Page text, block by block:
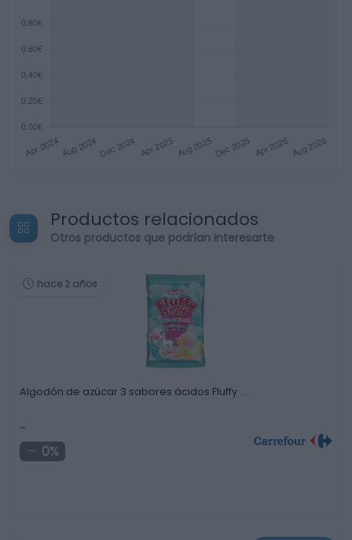
Productos relacionados
Otros productos que podrían interesarte
hace 2 años
Algodón de azúcar 3 sabores ácidos Fluffy …
-
0%